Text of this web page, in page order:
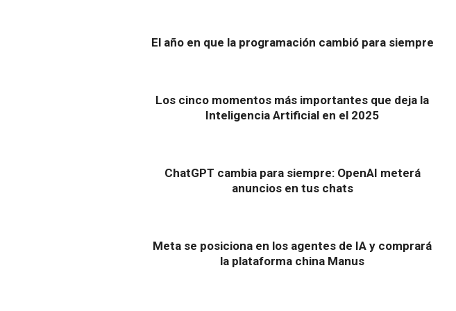
El año en que la programación cambió para siempre
Los cinco momentos más importantes que deja la
Inteligencia Artificial en el 2025
ChatGPT cambia para siempre: OpenAI meterá
anuncios en tus chats
Meta se posiciona en los agentes de IA y comprará
la plataforma china Manus